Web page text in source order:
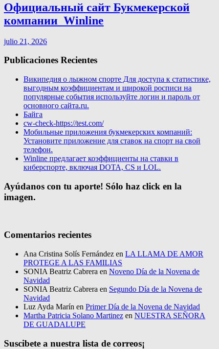
Официальный сайт Букмекерской
компании ️ Winline
julio 21, 2026
Publicaciones Recientes
Википедия о лыжном спорте Для доступа к статистике,
выгодным коэффициентам и широкой росписи на
популярные события используйте логин и пароль от
основного сайта.ru.
Байга
cw-check-https://test.com/
Мобильные приложения букмекерских компаний:
Установите приложение для ставок на спорт на свой
телефон.
Winline предлагает коэффициенты на ставки в
киберспорте, включая DOTA, CS и LOL.
Ayúdanos con tu aporte! Sólo haz click en la
imagen.
Comentarios recientes
Ana Cristina Solís Fernández en LA LLAMA DE AMOR
PROTEGE A LAS FAMILIAS
SONIA Beatriz Cabrera en Noveno Día de la Novena de
Navidad
SONIA Beatriz Cabrera en Segundo Día de la Novena de
Navidad
Luz Ayda Marín en Primer Día de la Novena de Navidad
Martha Patricia Solano Martinez en NUESTRA SEÑORA
DE GUADALUPE
Suscibete a nuestra lista de correos¡